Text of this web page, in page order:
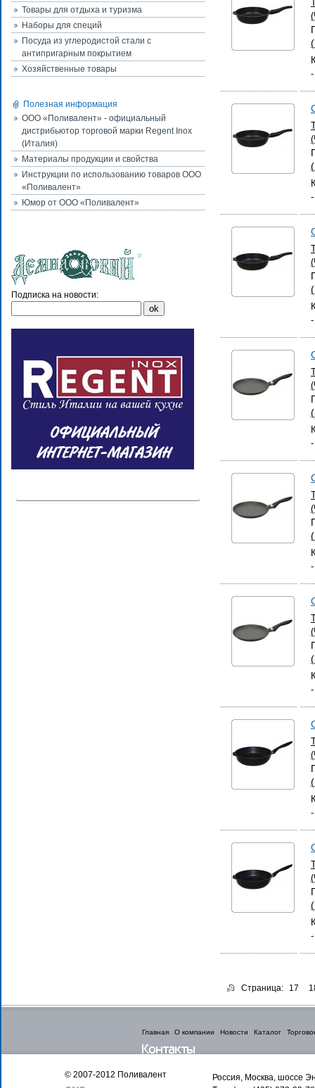
Товары для отдыха и туризма
Наборы для специй
Посуда из углеродистой стали с
антипригарным покрытием
Хозяйственные товары
Полезная информация
ООО «Поливалент» - официальный
дистрибьютор торговой марки Regent Inox
(Италия)
Материалы продукции и свойства
Инструкции по использованию товаров ООО
«Поливалент»
Юмор от ООО «Поливалент»
Подписка на новости:
Страница: 17
Главная О компании Новости Каталог
Россия, Москва, шоссе
© 2007-2012 Поливалент